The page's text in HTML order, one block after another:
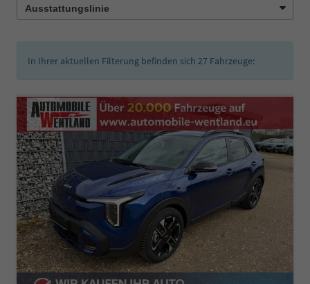
In Ihrer aktuellen Filterung befinden sich 27 Fahrzeuge: